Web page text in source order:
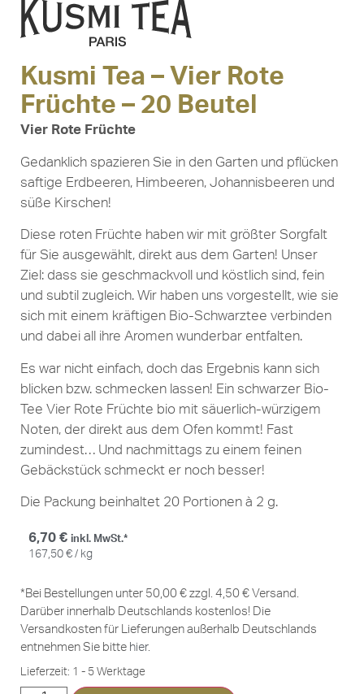
Kusmi Tea – Vier Rote
Früchte – 20 Beutel
Vier Rote Früchte
Gedanklich spazieren Sie in den Garten und pflücken
saftige Erdbeeren, Himbeeren, Johannisbeeren und
süße Kirschen!
Diese roten Früchte haben wir mit größter Sorgfalt
für Sie ausgewählt, direkt aus dem Garten! Unser
Ziel: dass sie geschmackvoll und köstlich sind, fein
und subtil zugleich. Wir haben uns vorgestellt, wie sie
sich mit einem kräftigen Bio-Schwarztee verbinden
und dabei all ihre Aromen wunderbar entfalten.
Es war nicht einfach, doch das Ergebnis kann sich
blicken bzw. schmecken lassen! Ein schwarzer Bio-
Tee Vier Rote Früchte bio mit säuerlich-würzigem
Noten, der direkt aus dem Ofen kommt! Fast
zumindest… Und nachmittags zu einem feinen
Gebäckstück schmeckt er noch besser!
Die Packung beinhaltet 20 Portionen à 2 g.
6,70 € inkl. MwSt.*
167,50 € / kg
*Bei Bestellungen unter 50,00 € zzgl. 4,50 € Versand.
Darüber innerhalb Deutschlands kostenlos! Die
Versandkosten für Lieferungen außerhalb Deutschlands
entnehmen Sie bitte hier.
Lieferzeit: 1 - 5 Werktage